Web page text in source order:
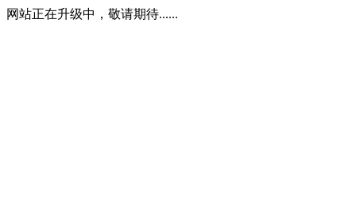
网站正在升级中，敬请期待......